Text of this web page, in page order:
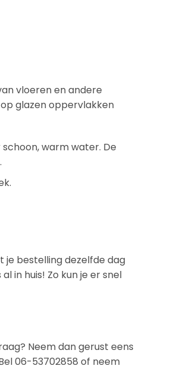
vloeren en andere
glazen oppervlakken
warm water. De
je bestelling dezelfde dag
in huis! Zo kun je er snel
Neem dan gerust eens
06-53702858 of neem